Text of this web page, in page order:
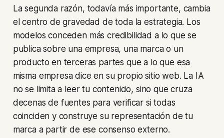
La segunda razón, todavía más importante, cambia
el centro de gravedad de toda la estrategia. Los
modelos conceden más credibilidad a lo que se
publica sobre una empresa, una marca o un
producto en terceras partes que a lo que esa
misma empresa dice en su propio sitio web. La IA
no se limita a leer tu contenido, sino que cruza
decenas de fuentes para verificar si todas
coinciden y construye su representación de tu
marca a partir de ese consenso externo.